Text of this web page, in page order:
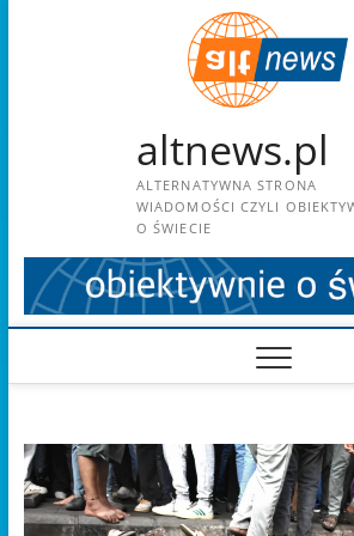
altnews.pl
ALTERNATYWNA STRONA
WIADOMOŚCI CZYLI
O ŚWIECIE